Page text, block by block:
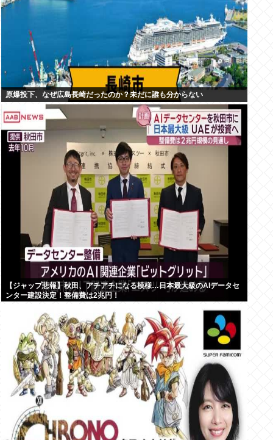
原爆投下、なぜ広島長崎だったのか？未だに誰も分からない
【ジャップ悲報】秋田、アチアチになる模様…日本最大級のAIデータセ
ンター建設決定！整備費は2兆円！